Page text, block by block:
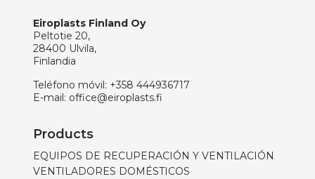
Eiroplasts Finland Oy
Peltotie 20,
28400 Ulvila,
Finlandia
Teléfono móvil: +358 444936717
E-mail: office@eiroplasts.fi
Products
EQUIPOS DE RECUPERACIÓN Y VENTILACIÓN
VENTILADORES DOMÉSTICOS